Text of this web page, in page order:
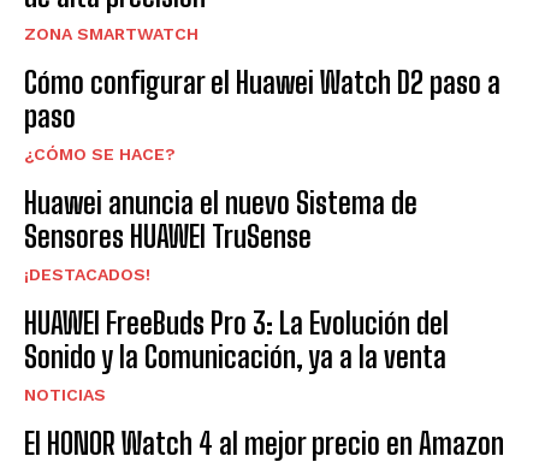
ZONA SMARTWATCH
Cómo configurar el Huawei Watch D2 paso a
paso
¿CÓMO SE HACE?
Huawei anuncia el nuevo Sistema de
Sensores HUAWEI TruSense
¡DESTACADOS!
HUAWEI FreeBuds Pro 3: La Evolución del
Sonido y la Comunicación, ya a la venta
NOTICIAS
El HONOR Watch 4 al mejor precio en Amazon